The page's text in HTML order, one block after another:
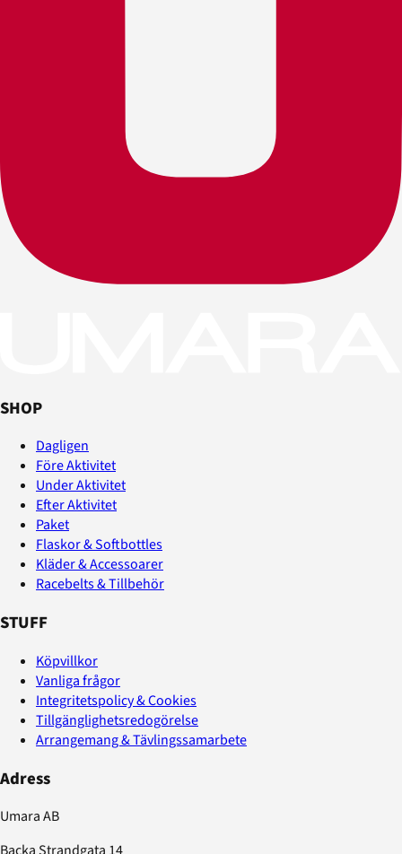
SHOP
Dagligen
Före Aktivitet
Under Aktivitet
Efter Aktivitet
Paket
Flaskor & Softbottles
Kläder & Accessoarer
Racebelts & Tillbehör
STUFF
Köpvillkor
Vanliga frågor
Integritetspolicy & Cookies
Tillgänglighetsredogörelse
Arrangemang & Tävlingssamarbete
Adress
Umara AB